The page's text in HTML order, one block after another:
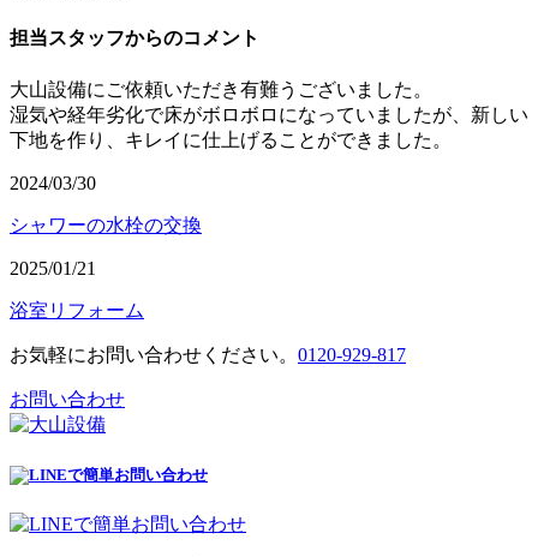
担当スタッフからのコメント
大山設備にご依頼いただき有難うございました。
湿気や経年劣化で床がボロボロになっていましたが、新しい
下地を作り、キレイに仕上げることができました。
2024/03/30
シャワーの水栓の交換
2025/01/21
浴室リフォーム
お気軽にお問い合わせください。 0120-929-817
お問い合わせ
で簡単お問い合わせ